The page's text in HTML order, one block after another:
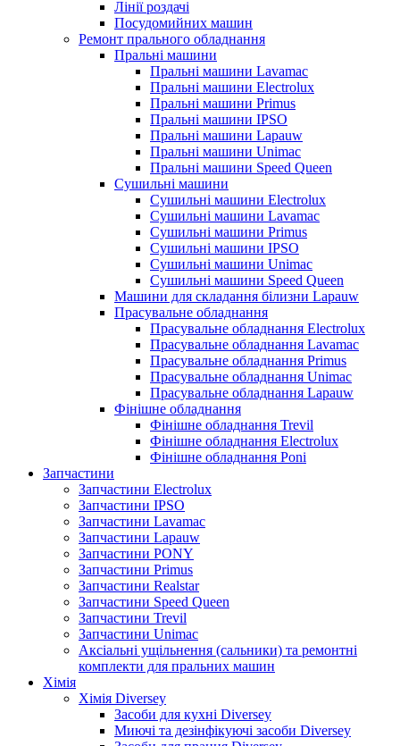
Лінії роздачі
Посудомийних машин
Ремонт прального обладнання
Пральні машини
Пральні машини Lavamac
Пральні машини Electrolux
Пральні машини Primus
Пральні машини IPSO
Пральні машини Lapauw
Пральні машини Unimac
Пральні машини Speed Queen
Сушильні машини
Сушильні машини Electrolux
Сушильні машини Lavamac
Сушильні машини Primus
Сушильні машини IPSO
Сушильні машини Unimac
Сушильні машини Speed Queen
Машини для складання білизни Lapauw
Прасувальне обладнання
Прасувальне обладнання Electrolux
Прасувальне обладнання Lavamac
Прасувальне обладнання Primus
Прасувальне обладнання Unimac
Прасувальне обладнання Lapauw
Фінішне обладнання
Фінішне обладнання Trevil
Фінішне обладнання Electrolux
Фінішне обладнання Poni
Запчастини
Запчастини Electrolux
Запчастини IPSO
Запчастини Lavamac
Запчастини Lapauw
Запчастини PONY
Запчастини Primus
Запчастини Realstar
Запчастини Speed Queen
Запчастини Trevil
Запчастини Unimac
Аксіальні ущільнення (сальники) та ремонтні
комплекти для пральних машин
Хімія
Хімія Diversey
Засоби для кухні Diversey
Миючі та дезінфікуючі засоби Diversey